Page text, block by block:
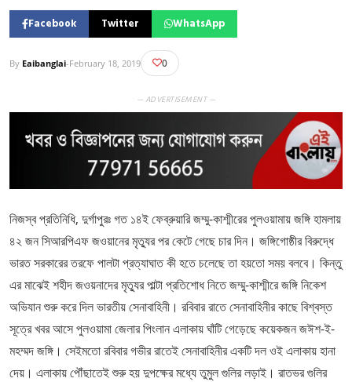
Facebook Twitter WhatsApp
By Eaibanglai-February 18, 2019 0
— ADVERTISEMENT —
নিজস্ব প্রতিনিধি, দুর্গাপুরঃ গত ১৪ই ফেব্রুয়ারি জম্মু-কাশ্মীরের পুলওয়ামায় জঙ্গি হামলায়
৪২ জন সিআরপিএফ জওয়ানের মৃত্যুর পর কেটে গেছে চার দিন। জঙ্গিগোষ্ঠীর বিরুদ্ধে
ভারত সরকারের তরফে পালটা প্রত্যাঘাত কী হতে চলেছে তা হয়তো সময় বলবে। কিন্তু
এর মাঝেই শহীদ জওয়নাদের মৃত্যুর পাল্টা প্রতিশোধ নিতে জম্মু-কাশ্মীরে জঙ্গি নিকেশ
অভিযান শুরু করে দিল ভারতীয় সেনাবাহিনী। রবিবার রাতে সেনাবাহিনীর কাছে বিশ্বস্ত
সূত্রে খবর আসে পুলওয়ামা জেলার পিংলান এলাকায় ঘাঁটি গেড়েছে কয়েকজন জঈশ-ই-
মহম্মদ জঙ্গি। সেইমতো রবিবার গভীর রাতেই সেনাবাহিনীর একটি দল ওই এলাকায় হানা
দেয়। এলাকায় পৌঁছাতেই শুরু হয় দুপক্ষের মধ্যে তুমুল গুলির লড়াই। রাতভর গুলির